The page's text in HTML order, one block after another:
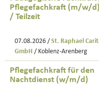
Pflegefachkraft (m/w/
/ Teilzeit
07.08.2026 / St. Raphael
GmbH / Koblenz-Arenberg
Pflegefachkraft für den
Nachtdienst (w/m/d)